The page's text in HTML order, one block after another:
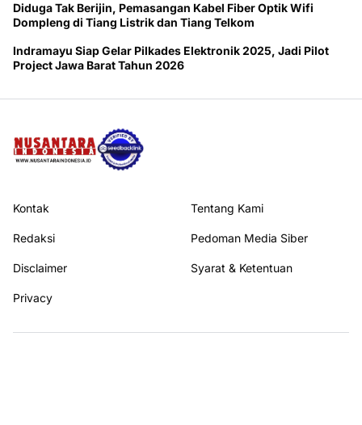
Diduga Tak Berijin, Pemasangan Kabel Fiber Optik Wifi
Dompleng di Tiang Listrik dan Tiang Telkom
Indramayu Siap Gelar Pilkades Elektronik 2025, Jadi Pilot
Project Jawa Barat Tahun 2026
Kontak Tentang Kami
Redaksi Pedoman Media Siber
Disclaimer Syarat & Ketentuan
Privacy